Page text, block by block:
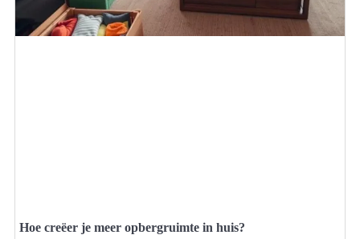
Hoe creëer je meer opbergruimte in huis?